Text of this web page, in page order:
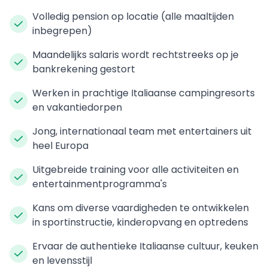
Volledig pension op locatie (alle maaltijden
inbegrepen)
Maandelijks salaris wordt rechtstreeks op je
bankrekening gestort
Werken in prachtige Italiaanse campingresorts
en vakantiedorpen
Jong, internationaal team met entertainers uit
heel Europa
Uitgebreide training voor alle activiteiten en
entertainmentprogramma's
Kans om diverse vaardigheden te ontwikkelen
in sportinstructie, kinderopvang en optredens
Ervaar de authentieke Italiaanse cultuur, keuken
en levensstijl